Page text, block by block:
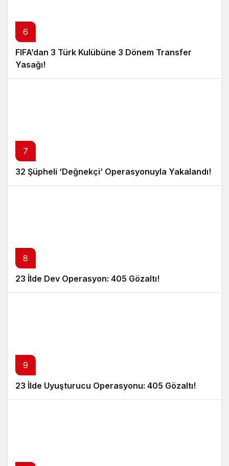
6
FIFA’dan 3 Türk Kulübüne 3 Dönem Transfer
Yasağı!
7
32 Şüpheli ‘Değnekçi’ Operasyonuyla Yakalandı!
8
23 İlde Dev Operasyon: 405 Gözaltı!
9
23 İlde Uyuşturucu Operasyonu: 405 Gözaltı!